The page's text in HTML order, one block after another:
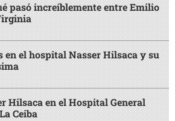
pasó increíblemente entre Emilio
en el hospital Nasser Hilsaca y su
Hilsaca en el Hospital General
Ceiba